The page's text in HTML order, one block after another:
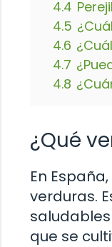
4.4 Perejil
4.5
4.6
4.7
4.8
¿Qué
En
verduras.
que se